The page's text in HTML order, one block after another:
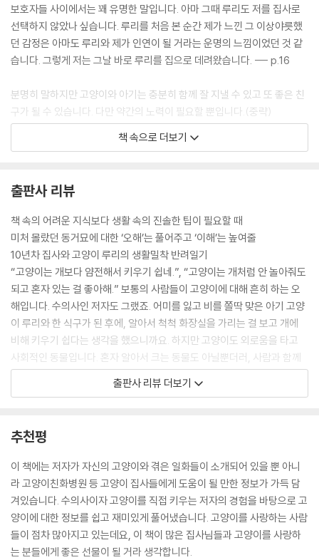
보호자들 사이에서는 꽤 유명한 말입니다. 아마 그때 루리도 저를 집사로
선택하지 않았나 싶습니다. 루리를 처음 본 순간 제가 느낀 그 이상야릇했
던 감정은 아마도 루리와 제가 인연이 될 거라는 운명의 느낌이었던 것 같
습니다. 그렇게 저는 그날 바로 루리를 집으로 데려왔습니다. --- p.16
분명히 말하지만 고양이와 아기는 충분히 함께 잘 지낼 수 있고 또 좋은 친
구가 될 수 있습니다. 다만 약간의 노력이 필요할 뿐입니다.(중략)
고양이는 새로 태어난 아기를 무조건 싫어하고 경계할 이유가 없습니다.
그저 다른 고양이가 새롭게 등장한 것과 같은 반응을 보일 뿐입니다. 때문
려져 있습니다. 때문에 임신 기간 동안 고양이에게 아기의 존재를 알려주
는 노력을 기울인다면, 아기와 고양이가 친해지는 시간을 훨씬 단축시킬
수 있을 것입니다. --- p.78
고양이를 너무나도 싫어하던 부모님이 캣맘, 캣대디가 되어가는 과정을 보
면서 저는 ‘내가 키우는 고양이 외에도 길고양이가 눈에 들어오기 시작한
다면 그것이야말로 진정한 집사가 됐다는 증거가 아닐까’라는 생각을 하곤
했습니다.(중략)
그렇게 자꾸만 길고양이 이야기를 꺼내던 두 분은 결국 “집 뒤에 고양이가
찾아와서 루리 사료를 조금 줬어.”라며 본격적인 캣대디, 캣맘의 길로 들어
섰습니다.(중략)
어머니는 길고양이들에게 밥을 줄 때 비닐 봉투에 사료를 담아서 던져 주
는데, 사람들에게 길고양이에게 밥 주는 것을 걸릴까봐 늘 걱정하십니다.
로 바라보는 사람이 많기 때문입니다. --- p.126
자신의 고양이의 혈액형을 알고 있는 것은 매우 중요합니다. 대부분의 고
양이가 A형이지만, B형 고양이의 경우 급하게 수혈을 받아야 할 때 B형 혈
액을 구하지 못하면 고양이의 생명이 위험할 수도 있기 때문입니다. 동물
병원에 갈 일이 있을 때 내 고양이의 혈액형이 무엇인지 한 번 검사해보는
것은 어떨까요? 참고로 루리의 혈액형은 흔한 A형입니다. --- p.204
책 속으로 더보기
출판사 리뷰
책 속의 어려운 지식보다 생활 속의 진솔한 팁이 필요할 때
미처 몰랐던 동거묘에 대한 ‘오해’는 풀어주고 ‘이해’는 높여줄
10년차 집사와 고양이 루리의 생활밀착 반려일기
“고양이는 개보다 얌전해서 키우기 쉽네.”, “고양이는 개처럼 안 놀아줘도
되고 혼자 있는 걸 좋아해.” 보통의 사람들이 고양이에 대해 흔히 하는 오
해입니다. 수의사인 저자도 그랬죠. 어미를 잃고 비를 쫄딱 맞은 아기 고양
이 루리와 한 식구가 된 후에, 알아서 척척 화장실을 가리는 걸 보고 개에
비해 키우기 쉽다는 생각을 했으니까요. 하지만 고양이도 외로움을 타고
사회적인 동물입니다. 혼자 알아서 크는 동물도 아닐뿐더러, 사람과 함께
하는 시간이 필요한 동물입니다.
적극적으로 의사표현과 애정표현을 하는 개에 비해 고양이는 오랜 시간 함
시 수의사로서 수의학 지식은 풍부했지만 고양이와 함께 살아가기 위해서
는 또 다른 생활지식들을 배워야 했습니다. 고양이의 본능과 습성을 충족
시켜주기 위한 노력들, 건강을 위한 관찰과 챙김들, 고양이의 행동으로 인
한 생활적인 적응 노력들, 그리고 내 고양이에서 세상의 모든 고양이까지
사랑하게 되면서 알아두어야 할 현실적인 이슈들에 대해서 말입니다.
누구보다 내 고양이, 모든 고양이가 행복하길 원하는 애묘인들에게 쉽게
읽히면서도 내용은 알찬 반려에세이가 되어줄 것입니다.
출판사 리뷰 더보기
추천평
이 책에는 저자가 자신의 고양이와 겪은 일화들이 소개되어 있을 뿐 아니
라 고양이친화병원 등 고양이 집사들에게 도움이 될 만한 정보가 가득 담
겨있습니다. 수의사이자 고양이를 직접 키우는 저자의 경험을 바탕으로 고
양이에 대한 정보를 쉽고 재미있게 풀어냈습니다. 고양이를 사랑하는 사람
들이 점차 많아지고 있는데요, 이 책이 많은 집사님들과 고양이를 사랑하
는 분들에게 좋은 선물이 될 거라 생각합니다.